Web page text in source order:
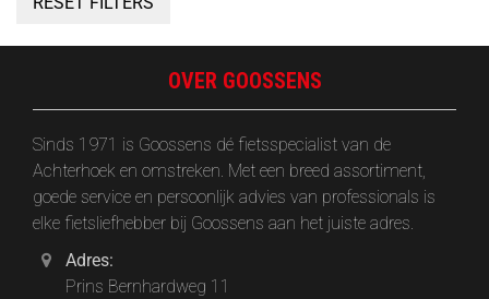
OVER GOOSSENS
Sinds 1971 is Goossens dé fietsspecialist van de
Achterhoek en omstreken. Met een breed assortiment,
goede service en persoonlijk advies van professionals is
elke fietsliefhebber bij Goossens aan het juiste adres.
Adres:
Prins Bernhardweg 11